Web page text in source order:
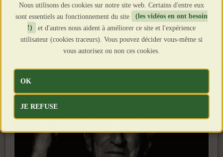
définition soit en fait plus proche de celle de
Bakounine).
Nous utilisons des cookies sur notre site web. Certains d'entre eux
sont essentiels au fonctionnement du site
(les vidéos en ont besoin
!)
et d'autres nous aident à améliorer ce site et l'expérience
utilisateur (cookies traceurs). Vous pouvez décider vous-même si
vous autorisez ou non ces cookies.
OK
JE REFUSE